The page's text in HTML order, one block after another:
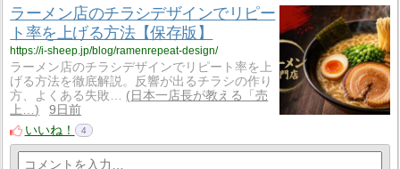
ラーメン店のチラシデザインでリピー
ト率を上げる方法【保存版】
https://i-sheep.jp/blog/ramenrepeat-design/
ラーメン店のチラシデザインでリピート率を上
げる方法を徹底解説。反響が出るチラシの作り
方、よくある失敗…
日本一店長が教える「売
上…
9日前
いいね！
4